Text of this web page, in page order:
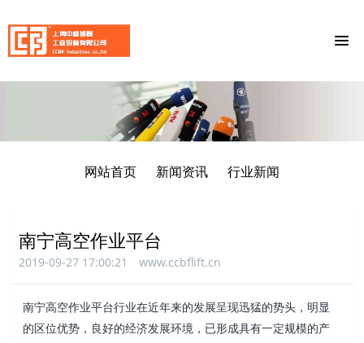
网站首页 新闻资讯 行业新闻
南宁高空作业平台
2019-09-27 17:00:21 www.ccbflift.cn
南宁高空作业平台行业在近年来的发展呈现迅猛的势头，明显
的区位优势，良好的经济发展环境，已形成具有一定规模的产